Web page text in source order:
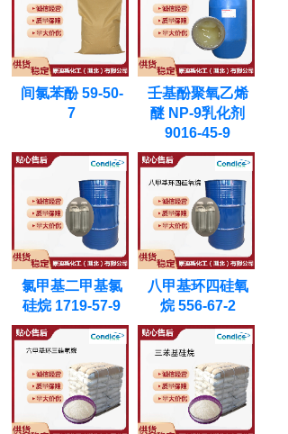
间氯苯酚 59-50-
7
壬基酚聚氧乙烯
醚 NP-9乳化剂
9016-45-9
氯甲基二甲基氯
硅烷 1719-57-9
八甲基环四硅氧
烷 556-67-2